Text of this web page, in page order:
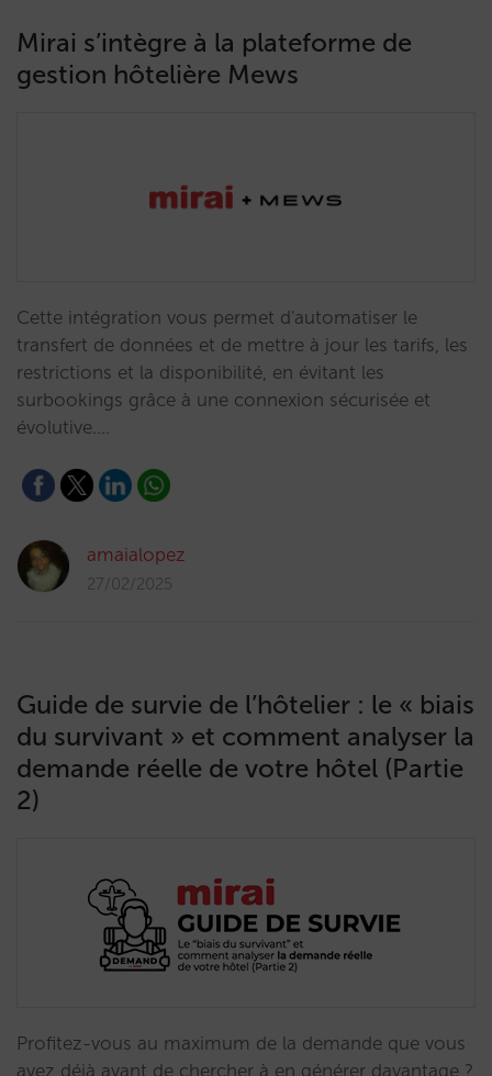
Mirai s’intègre à la plateforme de
gestion hôtelière Mews
Cette intégration vous permet d'automatiser le
transfert de données et de mettre à jour les tarifs, les
restrictions et la disponibilité, en évitant les
surbookings grâce à une connexion sécurisée et
évolutive.…
amaialopez
27/02/2025
Guide de survie de l’hôtelier : le « biais
du survivant » et comment analyser la
demande réelle de votre hôtel (Partie
2)
Profitez-vous au maximum de la demande que vous
avez déjà avant de chercher à en générer davantage ?